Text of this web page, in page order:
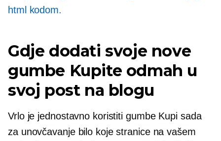
html kodom.
Gdje dodati svoje nove
gumbe Kupite odmah u
svoj post na blogu
Vrlo je jednostavno koristiti gumbe Kupi sada
za unovčavanje bilo koje stranice na vašem